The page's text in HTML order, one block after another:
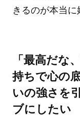
きるのが本当に
「最高だな
持ちで心の
いの強さを
ブにしたい